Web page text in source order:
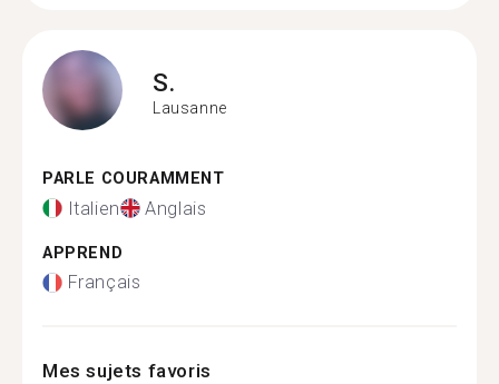
S.
Lausanne
PARLE COURAMMENT
Italien Anglais
APPREND
Français
Mes sujets favoris